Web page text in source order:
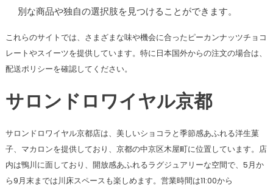
別な商品や独自の選択肢を見つけることができます。
これらのサイトでは、さまざまな味や機会に合ったピーカンナッツチョコ
レートやスイーツを提供しています。特に日本国外からの注文の場合は、
配送ポリシーを確認してください。
サロンドロワイヤル京都
サロンドロワイヤル京都店は、美しいショコラと季節感あふれる洋生菓
子、マカロンを提供しており、京都の中京区木屋町に位置しています。店
内は鴨川に面しており、開放感あふれるラグジュアリーな空間で、5月か
ら9月末までは川床スペースも楽しめます。営業時間は11:00から